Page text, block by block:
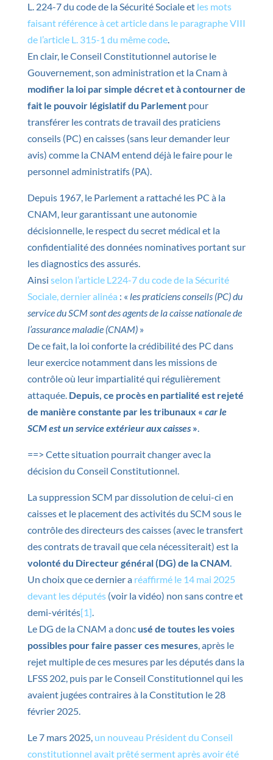
L. 224-7 du code de la Sécurité Sociale et les mots
faisant référence à cet article dans le paragraphe VIII
de l’article L. 315-1 du même code.
En clair, le Conseil Constitutionnel autorise le
Gouvernement, son administration et la Cnam à
modifier la loi par simple décret et à contourner de
fait le pouvoir législatif du Parlement pour
transférer les contrats de travail des praticiens
conseils (PC) en caisses (sans leur demander leur
avis) comme la CNAM entend déjà le faire pour le
personnel administratifs (PA).
Depuis 1967, le Parlement a rattaché les PC à la
CNAM, leur garantissant une autonomie
décisionnelle, le respect du secret médical et la
confidentialité des données nominatives portant sur
les diagnostics des assurés.
Ainsi selon l’article L224-7 du code de la Sécurité
Sociale, dernier alinéa : « les praticiens conseils (PC) du
service du SCM sont des agents de la caisse nationale de
l’assurance maladie (CNAM) »
De ce fait, la loi conforte la crédibilité des PC dans
leur exercice notamment dans les missions de
contrôle où leur impartialité qui régulièrement
attaquée. Depuis, ce procès en partialité est rejeté
de manière constante par les tribunaux « car le
SCM est un service extérieur aux caisses».
==> Cette situation pourrait changer avec la
décision du Conseil Constitutionnel.
La suppression SCM par dissolution de celui-ci en
caisses et le placement des activités du SCM sous le
contrôle des directeurs des caisses (avec le transfert
des contrats de travail que cela nécessiterait) est la
volonté du Directeur général (DG) de la CNAM.
Un choix que ce dernier a réaffirmé le 14 mai 2025
devant les députés(voir la vidéo) non sans contre et
demi-vérités[1].
Le DG de la CNAM a donc usé de toutes les voies
possibles pour faire passer ces mesures, après le
rejet multiple de ces mesures par les députés dans la
LFSS 202, puis par le Conseil Constitutionnel qui les
avaient jugées contraires à la Constitution le 28
février 2025.
Le 7 mars 2025, un nouveau Président du Conseil
constitutionnel avait prêté serment après avoir été